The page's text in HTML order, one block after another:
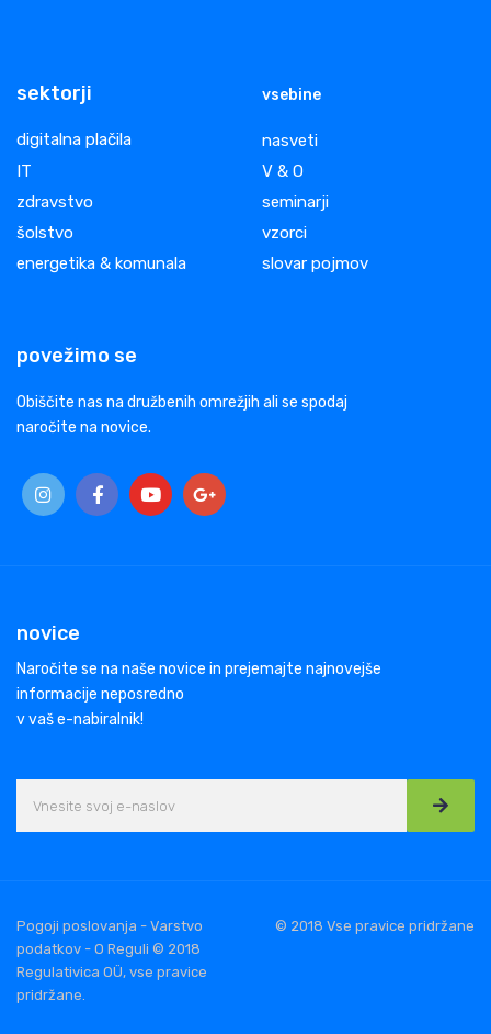
sektorji
digitalna plačila
IT
zdravstvo
šolstvo
energetika & komunala
vsebine
nasveti
V & O
seminarji
vzorci
slovar pojmov
povežimo se
Obiščite nas na družbenih omrežjih ali se spodaj
naročite na novice.
novice
Naročite se na naše novice in prejemajte najnovejše
informacije neposredno
v vaš e-nabiralnik!
Pogoji poslovanja - Varstvo
podatkov - O Reguli © 2018
Regulativica OÜ, vse pravice
pridržane.
© 2018 Vse pravice pridržane